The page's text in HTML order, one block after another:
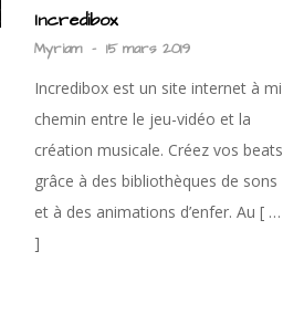
Incredibox
Myriam - 15 mars 2019
Incredibox est un site internet à mi
chemin entre le jeu-vidéo et la
création musicale. Créez vos beats
grâce à des bibliothèques de sons
et à des animations d’enfer. Au [ …
]